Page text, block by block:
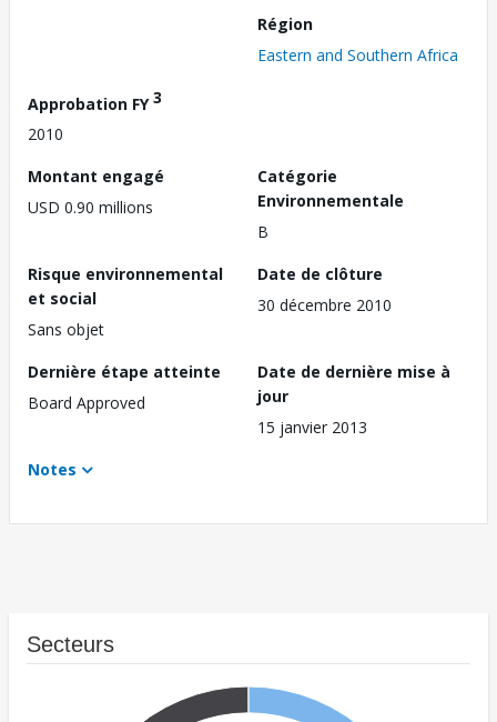
Région
Eastern and Southern Africa
Approbation FY3
2010
Montant engagé
USD 0.90 millions
Catégorie
Environnementale
B
Risque environnemental
et social
Sans objet
Date de clôture
30 décembre 2010
Dernière étape atteinte
Board Approved
Date de dernière mise à
jour
15 janvier 2013
Notes
Secteurs